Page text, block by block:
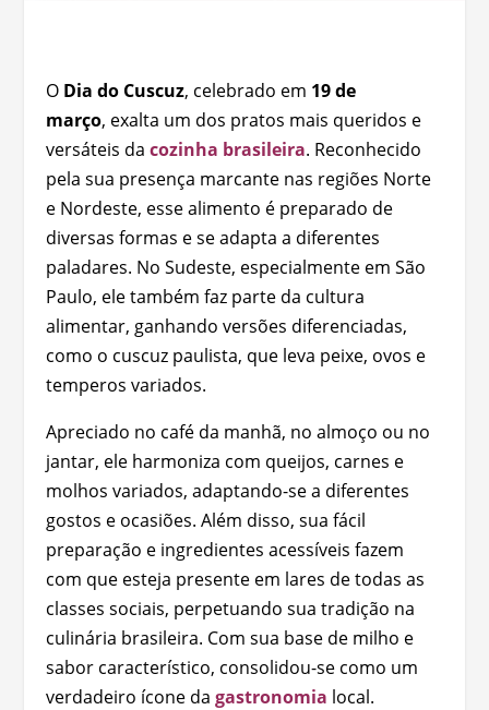
O Dia do Cuscuz, celebrado em 19 de
março, exalta um dos pratos mais queridos e
versáteis dacozinha brasileira. Reconhecido
pela sua presença marcante nas regiões Norte
e Nordeste, esse alimento é preparado de
diversas formas e se adapta a diferentes
paladares. No Sudeste, especialmente em São
Paulo, ele também faz parte da cultura
alimentar, ganhando versões diferenciadas,
como o cuscuz paulista, que leva peixe, ovos e
temperos variados.
Apreciado no café da manhã, no almoço ou no
jantar, ele harmoniza com queijos, carnes e
molhos variados, adaptando-se a diferentes
gostos e ocasiões. Além disso, sua fácil
preparação e ingredientes acessíveis fazem
com que esteja presente em lares de todas as
classes sociais, perpetuando sua tradição na
culinária brasileira. Com sua base de milho e
sabor característico, consolidou-se como um
verdadeiro ícone dagastronomia local.